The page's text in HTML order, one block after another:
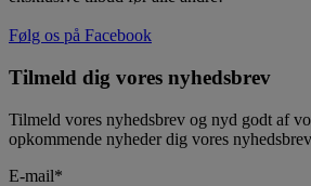
Følg os på Facebook
Tilmeld dig vores nyhedsbrev
Tilmeld vores nyhedsbrev og nyd godt af
opkommende nyheder dig vores nyhedsbrev
E-mail*